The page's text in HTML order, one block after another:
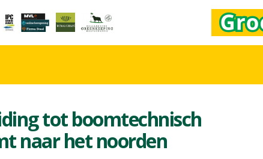
tot boomtechnisch
naar het noorden